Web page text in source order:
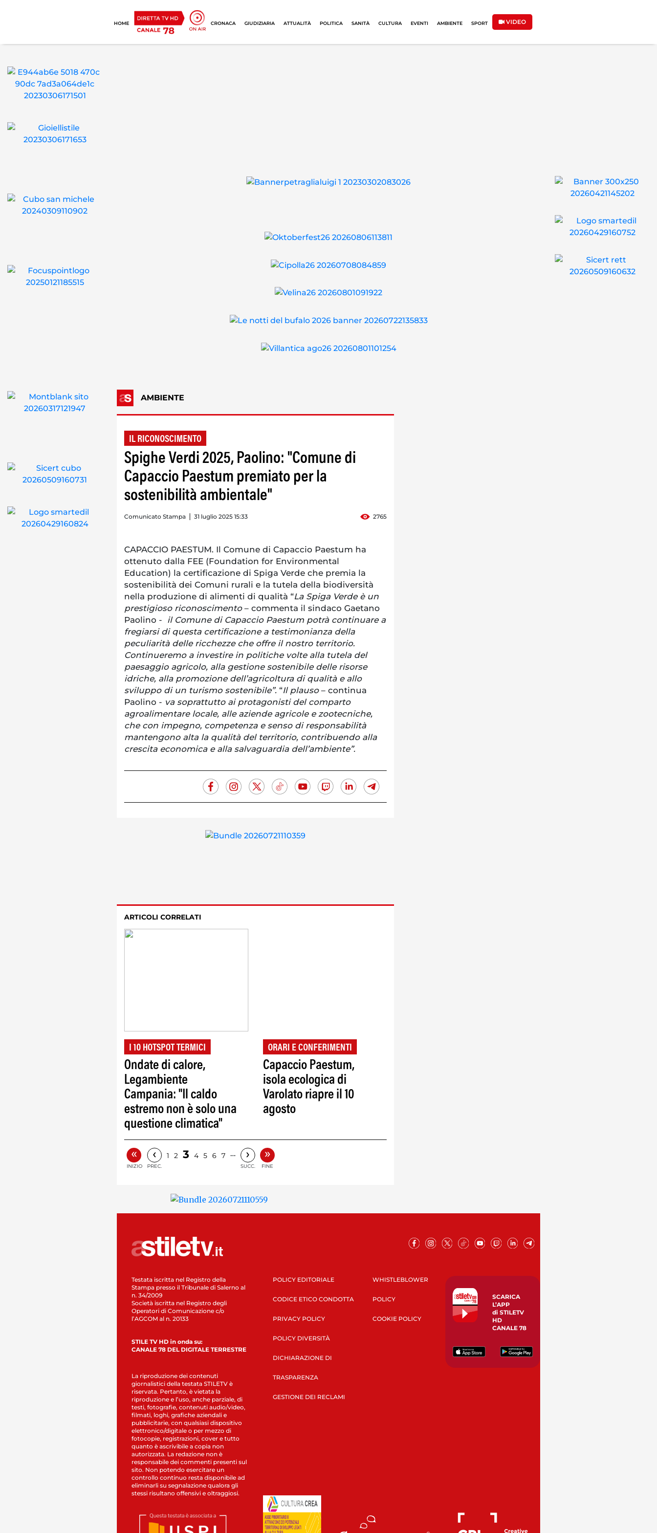
HOME CRONACA GIUDIZIARIA ATTUALITÀ POLITICA SANITÀ CULTURA EVENTI AMBIENTE SPORT VIDEO
AMBIENTE
IL RICONOSCIMENTO
Spighe Verdi 2025, Paolino: "Comune di
Capaccio Paestum premiato per la
sostenibilità ambientale"
Comunicato Stampa 31 luglio 2025 15:33 2765
CAPACCIO PAESTUM. Il Comune di Capaccio Paestum ha
ottenuto dalla FEE (Foundation for Environmental
Education) la certificazione di Spiga Verde che premia la
sostenibilità dei Comuni rurali e la tutela della biodiversità
nella produzione di alimenti di qualità “La Spiga Verde è un
prestigioso riconoscimento– commenta il sindaco Gaetano
Paolino - il Comune di Capaccio Paestum potrà continuare a
fregiarsi di questa certificazione a testimonianza della
peculiarità delle ricchezze che offre il nostro territorio.
Continueremo a investire in politiche volte alla tutela del
paesaggio agricolo, alla gestione sostenibile delle risorse
idriche, alla promozione dell’agricoltura di qualità e allo
sviluppo di un turismo sostenibile”. “Il plauso– continua
Paolino - va soprattutto ai protagonisti del comparto
agroalimentare locale, alle aziende agricole e zootecniche,
che con impegno, competenza e senso di responsabilità
mantengono alta la qualità del territorio, contribuendo alla
crescita economica e alla salvaguardia dell’ambiente”.
ARTICOLI CORRELATI
I 10 HOTSPOT TERMICI
Ondate di calore,
Legambiente
Campania: "Il caldo
estremo non è solo una
questione climatica"
ORARI E CONFERIMENTI
Capaccio Paestum,
isola ecologica di
Varolato riapre il 10
agosto
«
INIZIO
‹
PREC.
1 2 3 4 5 6 7 … ›
SUCC.
»
FINE
Testata iscritta nel Registro della
Stampa presso il Tribunale di Salerno al
n. 34/2009
Società iscritta nel Registro degli
Operatori di Comunicazione c/o
l’AGCOM al n. 20133
STILE TV HD in onda su:
CANALE 78 DEL DIGITALE TERRESTRE
La riproduzione dei contenuti
giornalistici della testata STILETV è
riservata. Pertanto, è vietata la
riproduzione e l’uso, anche parziale, di
testi, fotografie, contenuti audio/video,
filmati, loghi, grafiche aziendali e
pubblicitarie, con qualsiasi dispositivo
elettronico/digitale o per mezzo di
fotocopie, registrazioni, cover e tutto
quanto è ascrivibile a copia non
autorizzata. La redazione non è
responsabile dei commenti presenti sul
sito. Non potendo esercitare un
controllo continuo resta disponibile ad
eliminarli su segnalazione qualora gli
stessi risultano offensivi e oltraggiosi.
POLICY EDITORIALE
CODICE ETICO CONDOTTA
PRIVACY POLICY
POLICY DIVERSITÀ
DICHIARAZIONE DI
TRASPARENZA
GESTIONE DEI RECLAMI
WHISTLEBLOWER
POLICY
COOKIE POLICY
SCARICA
L’APP
di STILETV
HD
CANALE 78